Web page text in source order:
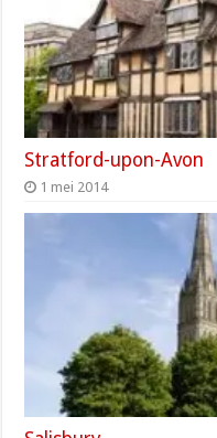
Stratford-upon-Avon
1 mei 2014